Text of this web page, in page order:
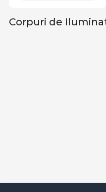
Corpuri de